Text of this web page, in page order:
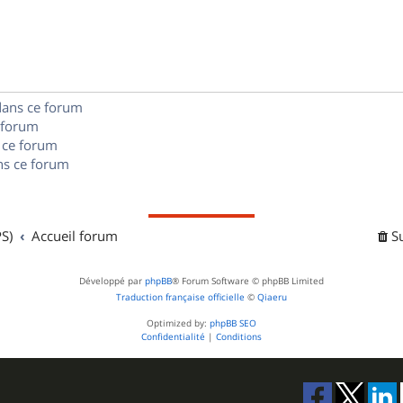
ce forum
forum
ce forum
Accueil forum
Développé par phpBB® Forum Software © phpBB Limited
Traduction française officielle © Qiaeru
Optimized by: phpBB SEO
Confidentialité | Conditions